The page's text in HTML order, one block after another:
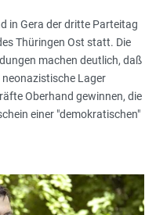
in Gera der dritte Parteitag
Thüringen Ost statt. Die
machen deutlich, daß
Lager
Oberhand gewinnen, die
einer "demokratischen"